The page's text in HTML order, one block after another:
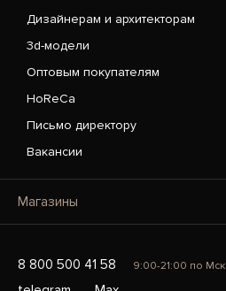
Дизайнерам и архитекторам
3d-модели
Оптовым покупателям
HoReCa
Письмо директору
Вакансии
Магазины
8 800 500 41 58 9:00-21:00 по Мск